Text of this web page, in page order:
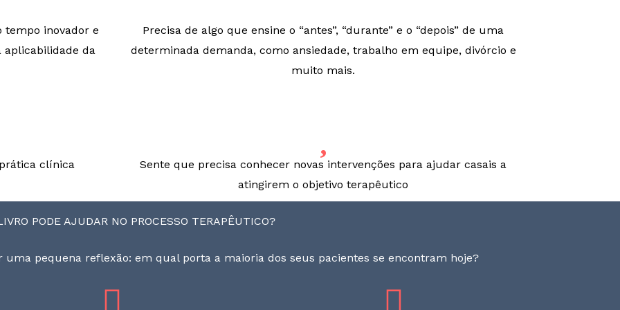
tempo inovador e
aplicabilidade da
clínica
Precisa de algo que ensine o “antes”, “durante” e o “depois” de uma
determinada demanda, como ansiedade, trabalho em equipe, divórcio e
muito mais.
Sente que precisa conhecer novas intervenções para ajudar casais a
atingirem o objetivo terapêutico
PODE AJUDAR NO PROCESSO TERAPÊUTICO?
pequena reflexão: em qual porta a maioria dos seus pacientes se encontram hoje?